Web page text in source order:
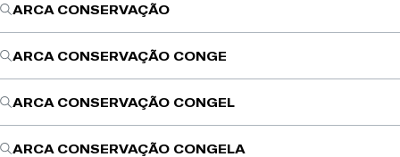
ARCA CONSERVAÇÃO
ARCA CONSERVAÇÃO CONGE
ARCA CONSERVAÇÃO CONGEL
ARCA CONSERVAÇÃO CONGELA